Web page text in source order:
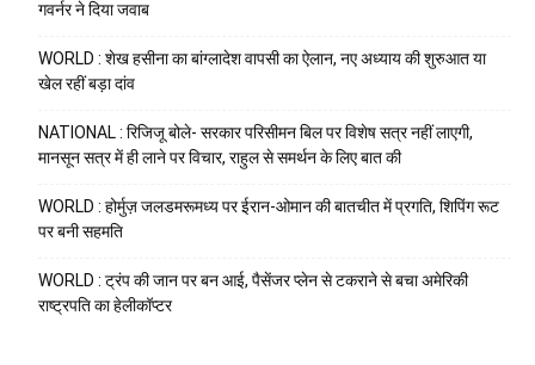
गवर्नर ने दिया जवाब
WORLD : शेख हसीना का बांग्लादेश वापसी का ऐलान, नए अध्याय की शुरुआत या
खेल रहीं बड़ा दांव
NATIONAL : रिजिजू बोले- सरकार परिसीमन बिल पर विशेष सत्र नहीं लाएगी,
मानसून सत्र में ही लाने पर विचार, राहुल से समर्थन के लिए बात की
WORLD : होर्मुज़ जलडमरूमध्य पर ईरान-ओमान की बातचीत में प्रगति, शिपिंग रूट
पर बनी सहमति
WORLD : ट्रंप की जान पर बन आई, पैसेंजर प्लेन से टकराने से बचा अमेरिकी
राष्ट्रपति का हेलीकॉप्टर